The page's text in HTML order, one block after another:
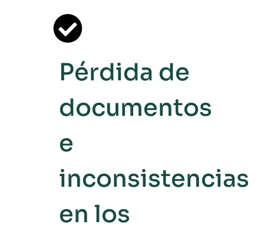
Pérdida de
documentos
e
inconsistencias
en los